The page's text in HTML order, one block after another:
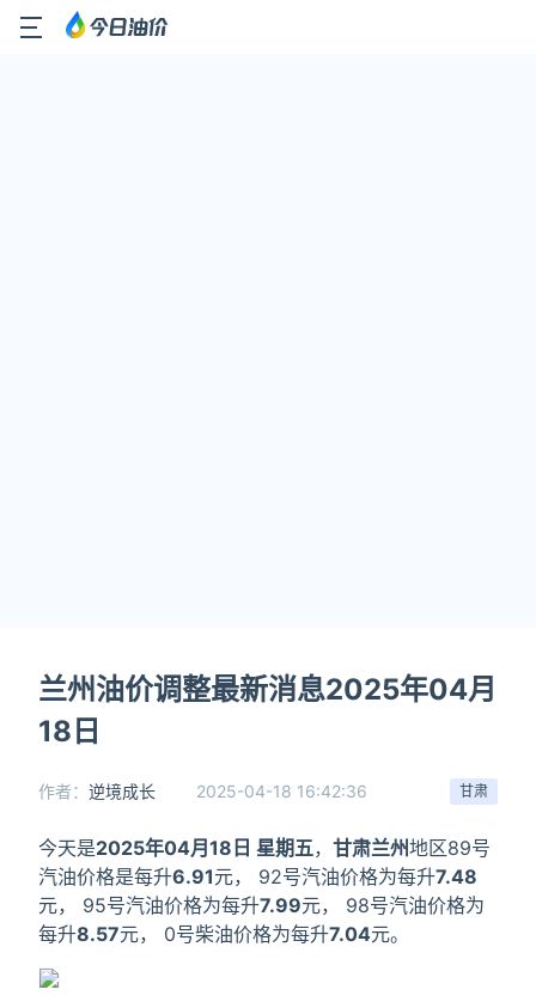
兰州油价调整最新消息2025年04月
18日
甘肃
作者： 逆境成长 2025-04-18 16:42:36
今天是2025年04月18日 星期五， 甘肃兰州地区89号
汽油价格是每升6.91元， 92号汽油价格为每升7.48
元， 95号汽油价格为每升7.99元， 98号汽油价格为
每升8.57元， 0号柴油价格为每升7.04元。